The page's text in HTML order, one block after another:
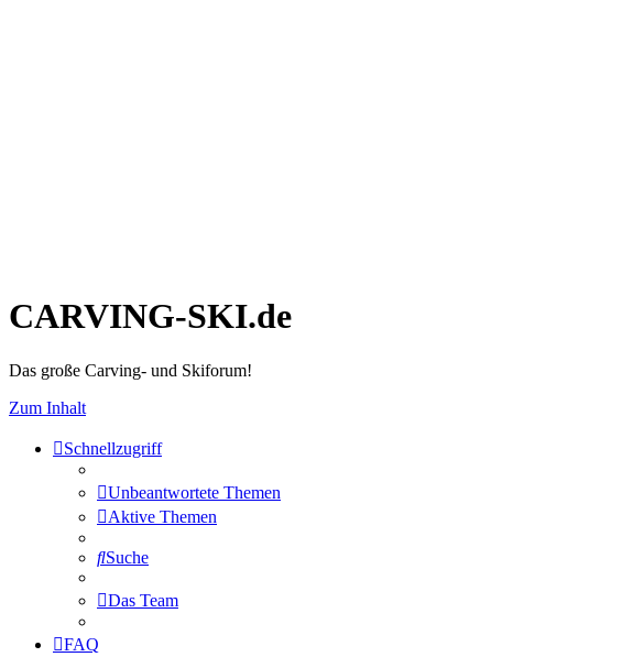
CARVING-SKI.de
Das große Carving- und Skiforum!
Zum Inhalt
Schnellzugriff
Unbeantwortete Themen
Aktive Themen
Suche
Das Team
FAQ